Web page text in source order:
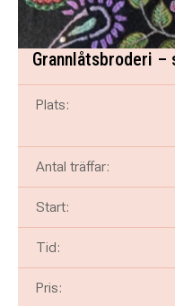
Grannlåtsbroderi
Plats:
Antal träffar:
Start:
Tid:
Pris: